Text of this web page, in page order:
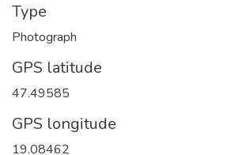
Type
Photograph
GPS latitude
47.49585
GPS longitude
19.08462